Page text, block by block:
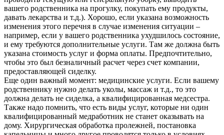
вашего родственника на прогулку, покупать ему продукты,
давать лекарства и т.д.). Хорошо, если указана возможность
изменения этого перечня в случае изменения ситуации –
например, если у вашего родственника ухудшилось состояние,
и ему требуются дополнительные услуги. Там же должна быть
указана стоимость услуг и форма оплаты. Предпочтительно,
чтобы это был безналичный расчет через счет компании,
предоставляющей сиделку.
Еще один важный момент: медицинские услуги. Если вашему
родственнику нужно делать уколы, массаж и т.д., то это
должна делать не сиделка, а квалифицированная медсестра.
Также надо помнить, что есть виды услуг, которые ни один
квалифицированный медработник не станет оказывать на
дому. Хирургическая обработка пролежней, постановка